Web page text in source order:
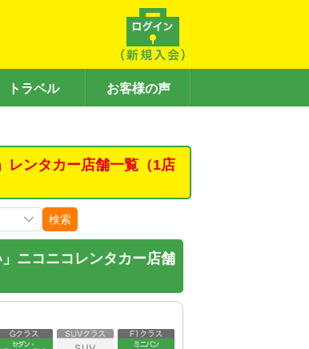
トラベル お客様の声
レンタカー店舗一覧（1店
検索
ニコニコレンタカー店舗